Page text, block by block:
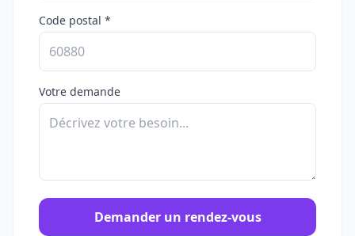
Code postal *
Votre demande
Demander un rendez-vous